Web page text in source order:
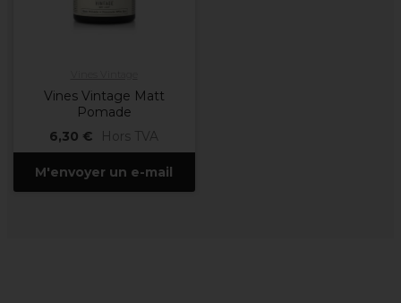
Vines Vintage Matt
Pomade
6,30 €
Hors TVA
M'envoyer un e-mail